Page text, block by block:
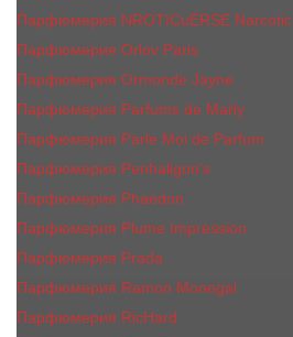
Парфюмерия NROTICuERSE Narcotic
Парфюмерия Orlov Paris
Парфюмерия Ormonde Jayne
Парфюмерия Parfums de Marly
Парфюмерия Parle Moi de Parfum
Парфюмерия Penhaligon's
Парфюмерия Phaedon
Парфюмерия Plume Impression
Парфюмерия Prada
Парфюмерия Ramon Monegal
Парфюмерия RicHard